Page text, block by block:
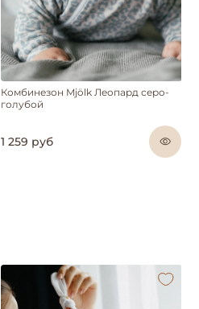
Комбинезон Mjölk Леопард серо-
голубой
1 259 руб